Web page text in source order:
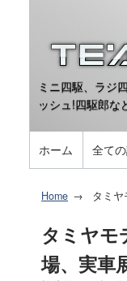
ミニ四駆、ラジ
ッシュ!四駆郎な
ホーム 全て
Home タミ
タミヤモ
場、実車